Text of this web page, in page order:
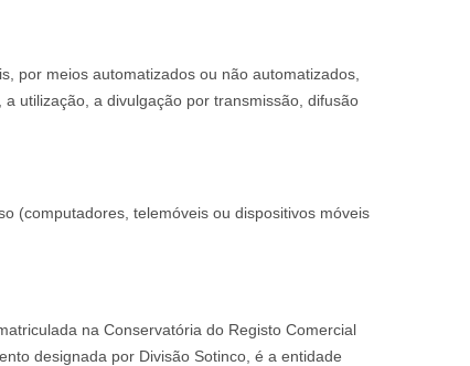
por meios automatizados ou não automatizados,
utilização, a divulgação por transmissão, difusão
(computadores, telemóveis ou dispositivos móveis
na Conservatória do Registo Comercial
designada por Divisão Sotinco, é a entidade